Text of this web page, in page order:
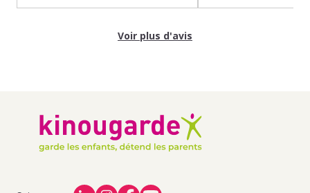
Voir plus d'avis